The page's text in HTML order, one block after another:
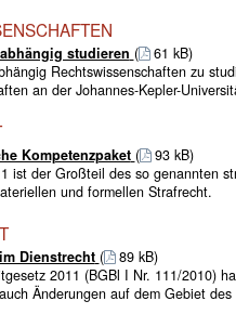
studieren (
61 kB)
Rechtswissenschaften zu
an der Johannes-Kepler-
Kompetenzpaket (
93 kB)
ist der Großteil des so genannten
und formellen Strafrecht.
Dienstrecht (
89 kB)
2011 (BGBl I Nr. 111/2010)
Änderungen auf dem Gebiet